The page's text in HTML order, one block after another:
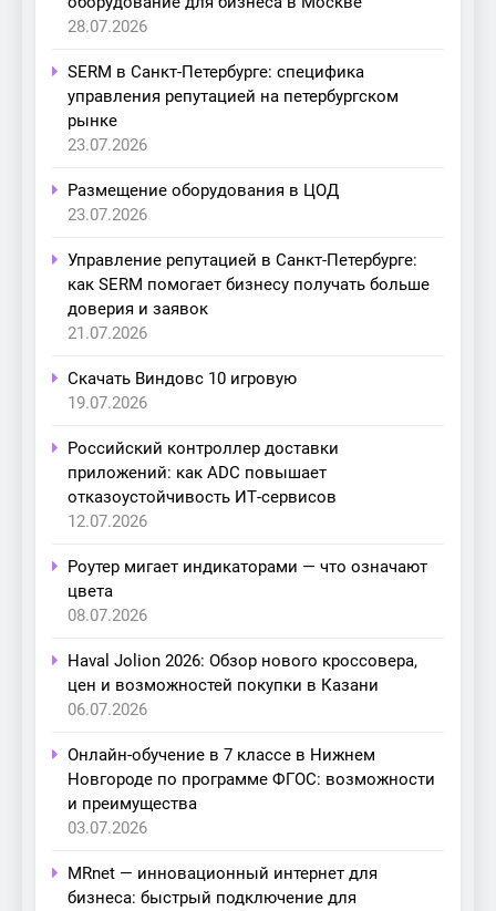
28.07.2026
SERM в Санкт-Петербурге: специфика
управления репутацией на петербургском
рынке
23.07.2026
Размещение оборудования в ЦОД
23.07.2026
Управление репутацией в Санкт-Петербурге:
как SERM помогает бизнесу получать больше
доверия и заявок
21.07.2026
Скачать Виндовс 10 игровую
19.07.2026
Российский контроллер доставки
приложений: как ADC повышает
отказоустойчивость ИТ-сервисов
12.07.2026
Роутер мигает индикаторами — что означают
цвета
08.07.2026
Haval Jolion 2026: Обзор нового кроссовера,
цен и возможностей покупки в Казани
06.07.2026
Онлайн-обучение в 7 классе в Нижнем
Новгороде по программе ФГОС: возможности
и преимущества
03.07.2026
MRnet — инновационный интернет для
бизнеса: быстрый подключение для